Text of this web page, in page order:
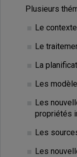
Plusieurs
Le
Le
La
Les
Les
propriétés
Les
Les